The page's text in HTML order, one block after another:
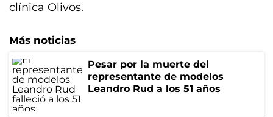
clínica Olivos.
Más noticias
Pesar por la muerte del
representante de modelos
Leandro Rud a los 51 años